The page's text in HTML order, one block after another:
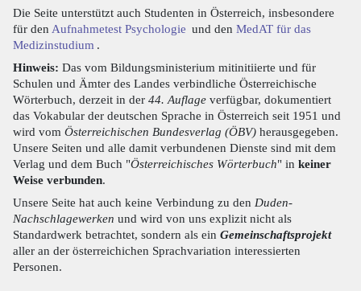
Die Seite unterstützt auch Studenten in Österreich, insbesondere
für den Aufnahmetest Psychologie und den MedAT für das
Medizinstudium .
Hinweis: Das vom Bildungsministerium mitinitiierte und für
Schulen und Ämter des Landes verbindliche Österreichische
Wörterbuch, derzeit in der 44. Auflage verfügbar, dokumentiert
das Vokabular der deutschen Sprache in Österreich seit 1951 und
wird vom Österreichischen Bundesverlag (ÖBV) herausgegeben.
Unsere Seiten und alle damit verbundenen Dienste sind mit dem
Verlag und dem Buch "Österreichisches Wörterbuch" in keiner
Weise verbunden.
Unsere Seite hat auch keine Verbindung zu den Duden-
Nachschlagewerken und wird von uns explizit nicht als
Standardwerk betrachtet, sondern als ein Gemeinschaftsprojekt
aller an der österreichichen Sprachvariation interessierten
Personen.